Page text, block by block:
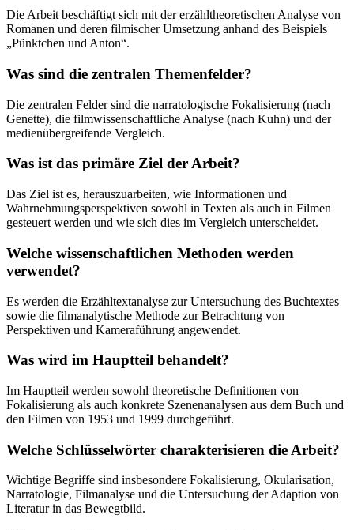
Die Arbeit beschäftigt sich mit der erzähltheoretischen Analyse von
Romanen und deren filmischer Umsetzung anhand des Beispiels
„Pünktchen und Anton“.
Was sind die zentralen Themenfelder?
Die zentralen Felder sind die narratologische Fokalisierung (nach
Genette), die filmwissenschaftliche Analyse (nach Kuhn) und der
medienübergreifende Vergleich.
Was ist das primäre Ziel der Arbeit?
Das Ziel ist es, herauszuarbeiten, wie Informationen und
Wahrnehmungsperspektiven sowohl in Texten als auch in Filmen
gesteuert werden und wie sich dies im Vergleich unterscheidet.
Welche wissenschaftlichen Methoden werden
verwendet?
Es werden die Erzähltextanalyse zur Untersuchung des Buchtextes
sowie die filmanalytische Methode zur Betrachtung von
Perspektiven und Kameraführung angewendet.
Was wird im Hauptteil behandelt?
Im Hauptteil werden sowohl theoretische Definitionen von
Fokalisierung als auch konkrete Szenenanalysen aus dem Buch und
den Filmen von 1953 und 1999 durchgeführt.
Welche Schlüsselwörter charakterisieren die Arbeit?
Wichtige Begriffe sind insbesondere Fokalisierung, Okularisation,
Narratologie, Filmanalyse und die Untersuchung der Adaption von
Literatur in das Bewegtbild.